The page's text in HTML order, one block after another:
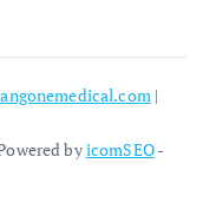
|
byicomSEO-